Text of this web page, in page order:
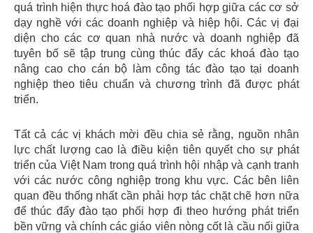
quá trình hiện thực hoá đào tạo phối hợp giữa các cơ sở
dạy nghề với các doanh nghiệp và hiệp hội. Các vị đại
diện cho các cơ quan nhà nước và doanh nghiệp đã
tuyên bố sẽ tập trung cùng thúc đẩy các khoá đào tạo
nâng cao cho cán bộ làm công tác đào tạo tại doanh
nghiệp theo tiêu chuẩn và chương trình đã được phát
triển.
Tất cả các vị khách mời đều chia sẻ rằng, nguồn nhân
lực chất lượng cao là điều kiện tiên quyết cho sự phát
triển của Việt Nam trong quá trình hội nhập và cạnh tranh
với các nước công nghiệp trong khu vực. Các bên liên
quan đều thống nhất cần phải hợp tác chặt chẽ hơn nữa
để thúc đẩy đào tạo phối hợp đi theo hướng phát triển
bền vững và chính các giáo viên nòng cốt là cầu nối giữa